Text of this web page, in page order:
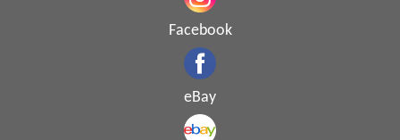
Facebook
eBay